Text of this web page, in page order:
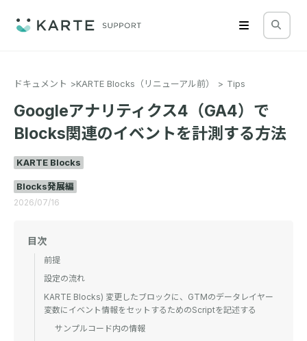
ドキュメント KARTE Blocks（リニューアル前） Tips
Googleアナリティクス4（GA4）で
Blocks関連のイベントを計測する方法
KARTE Blocks
Blocks発展編
2026/07/16
目次
前提
設定の流れ
KARTE Blocks) 変更したブロックに、GTMのデータレイヤー
変数にイベント情報をセットするためのScriptを記述する
サンプルコード内の情報